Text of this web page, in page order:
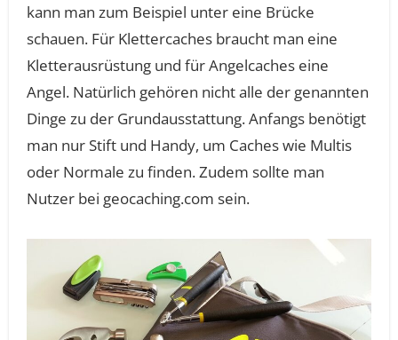
kann man zum Beispiel unter eine Brücke
schauen. Für Klettercaches braucht man eine
Kletterausrüstung und für Angelcaches eine
Angel. Natürlich gehören nicht alle der genannten
Dinge zu der Grundausstattung. Anfangs benötigt
man nur Stift und Handy, um Caches wie Multis
oder Normale zu finden. Zudem sollte man
Nutzer bei geocaching.com sein.